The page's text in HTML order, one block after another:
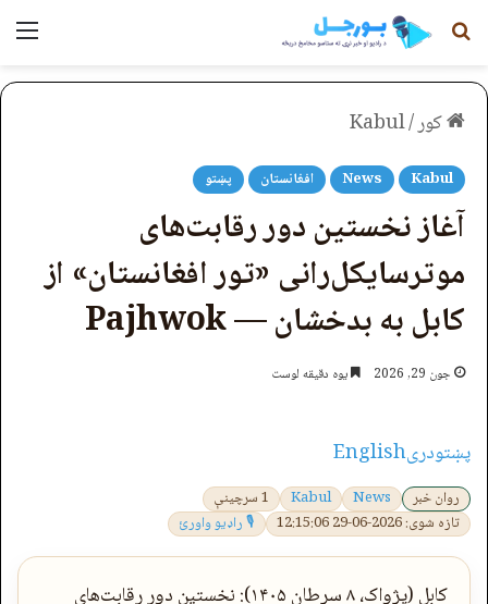
لټون
کور/
Kabul
Kabul
News افغانستان پښتو
آغاز نخستین دور رقابت‌های
موترسایکل‌رانی «تور افغانستان» از
کابل به بدخشان — Pajhwok
جون 29, 2026 یوه دقیقه لوست
پښتودریEnglish
روان خبر News
Kabul
1 سرچینې
تازه شوی: 2026-06-29 12:15:06
🎙 راډیو واورئ
کابل (پژواک، ۸ سرطان ۱۴۰۵): نخستین دور رقابت‌های